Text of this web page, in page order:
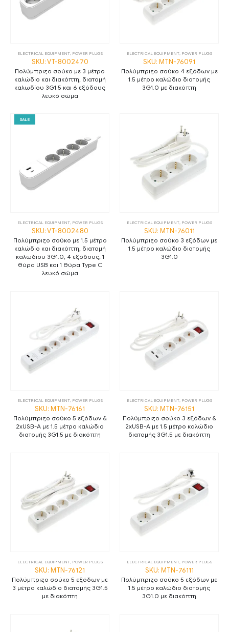
ELECTRICAL EQUIPMENT, POWER PLUGS
SKU: VT-8002470
Πολύμπριζο σούκο με 3 μέτρο
καλώδιο και διακόπτη, διατομή
καλωδίου 3G1.5 και 6 εξόδους
λευκό σώμα
ELECTRICAL EQUIPMENT, POWER PLUGS
SKU: MTN-76091
Πολύμπριζο σούκο 4 εξόδων με
1.5 μέτρο καλώδιο διατομής
3G1.0 με διακόπτη
SALE
ELECTRICAL EQUIPMENT, POWER PLUGS
SKU: VT-8002480
Πολύμπριζο σούκο με 1.5 μέτρo
καλώδιο και διακόπτη, διατομή
καλωδίου 3G1.0, 4 εξόδους, 1
θύρα USB και 1 θύρα Type C
λευκό σώμα
ELECTRICAL EQUIPMENT, POWER PLUGS
SKU: MTN-76011
Πολύμπριζο σούκο 3 εξόδων με
1.5 μέτρο καλώδιο διατομής
3G1.0
ELECTRICAL EQUIPMENT, POWER PLUGS
SKU: MTN-76161
Πολύμπριζο σούκο 5 εξόδων &
2xUSB-A με 1.5 μέτρο καλώδιο
διατομής 3G1.5 με διακόπτη
ELECTRICAL EQUIPMENT, POWER PLUGS
SKU: MTN-76151
Πολύμπριζο σούκο 3 εξόδων &
2xUSB-A με 1.5 μέτρο καλώδιο
διατομής 3G1.5 με διακόπτη
ELECTRICAL EQUIPMENT, POWER PLUGS
SKU: MTN-76121
Πολύμπριζο σούκο 5 εξόδων με
3 μέτρα καλώδιο διατομής 3G1.5
με διακόπτη
ELECTRICAL EQUIPMENT, POWER PLUGS
SKU: MTN-76111
Πολύμπριζο σούκο 5 εξόδων με
1.5 μέτρο καλώδιο διατομής
3G1.0 με διακόπτη